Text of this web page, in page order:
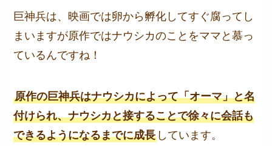
巨神兵は、映画では卵から孵化してすぐ腐ってし
まいますが原作ではナウシカのことをママと慕っ
ているんですね！
原作の巨神兵はナウシカによって「オーマ」と名
付けられ、ナウシカと接することで徐々に会話も
できるようになるまでに成長 しています。